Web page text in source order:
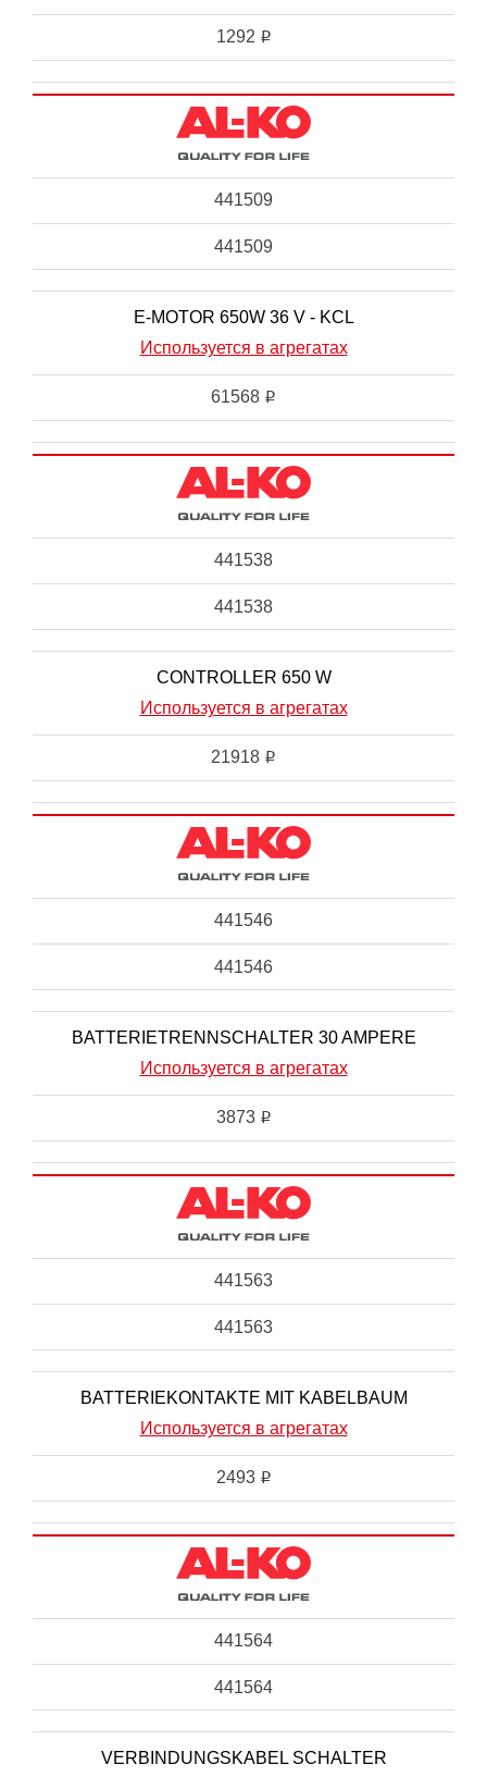
1292 i
441509
441509
E-MOTOR 650W 36 V - KCL
Используется в агрегатах
61568 i
441538
441538
CONTROLLER 650 W
Используется в агрегатах
21918 i
441546
441546
BATTERIETRENNSCHALTER 30 AMPERE
Используется в агрегатах
3873 i
441563
441563
BATTERIEKONTAKTE MIT KABELBAUM
Используется в агрегатах
2493 i
441564
441564
VERBINDUNGSKABEL SCHALTER